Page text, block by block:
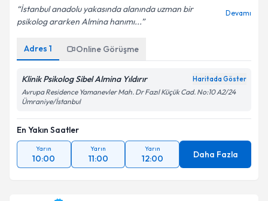
İstanbul anadolu yakasında alanında uzman bir
psikolog ararken Almina hanımı...
Devamı
Adres 1 Online Görüşme
Klinik Psikolog Sibel Almina Yıldırır Haritada Göster
Avrupa Residence Yamanevler Mah. Dr Fazıl Küçük Cad. No:10 A2/24
Ümraniye/İstanbul
En Yakın Saatler
Yarın
10:00
Yarın
11:00
Yarın
12:00 Daha Fazla